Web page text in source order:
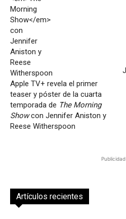
Apple TV+ revela el primer
teaser y póster de la cuarta
temporada de The Morning
Showcon Jennifer Aniston y
Reese Witherspoon
Publicidad
Artículos recientes